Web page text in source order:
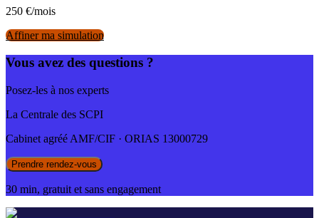
250 €/mois
Affiner ma simulation
Vous avez des questions ?
Posez-les à nos experts
La Centrale des SCPI
Cabinet agréé AMF/CIF · ORIAS 13000729
Prendre rendez-vous
30 min, gratuit et sans engagement